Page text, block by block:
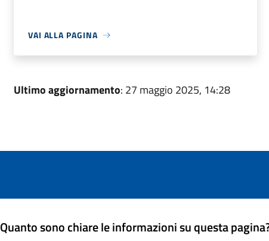
VAI ALLA PAGINA
Ultimo aggiornamento: 27 maggio 2025, 14:28
Quanto sono chiare le informazioni su questa